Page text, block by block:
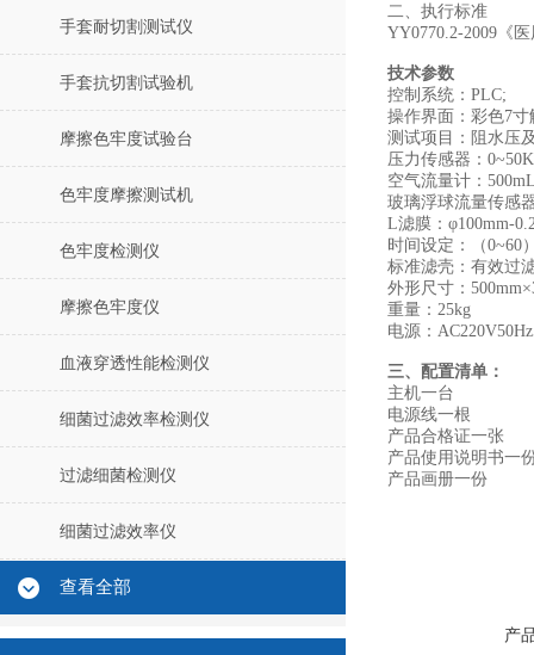
手套耐切割测试仪
手套抗切割试验机
摩擦色牢度试验台
色牢度摩擦测试机
色牢度检测仪
摩擦色牢度仪
血液穿透性能检测仪
细菌过滤效率检测仪
过滤细菌检测仪
细菌过滤效率仪
查看全部
二、执行标准
YY0770.2-2009《
技术参数
控制系统：PLC;
操作界面：彩色7
测试项目：阻水压
压力传感器：
空气流量计：
玻璃浮球流量传感
L滤膜：φ100mm-
时间设定：（0~60
标准滤壳：有效过
外形尺寸：
重量：25kg
电源：
三、配置清单：
主机一台
电源线一根
产品合格证一张
产品使用说明书一
产品画册一份
产